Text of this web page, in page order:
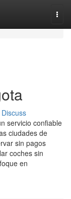
Discuss
servicio confiable
ciudades de
sin pagos
coches sin
en